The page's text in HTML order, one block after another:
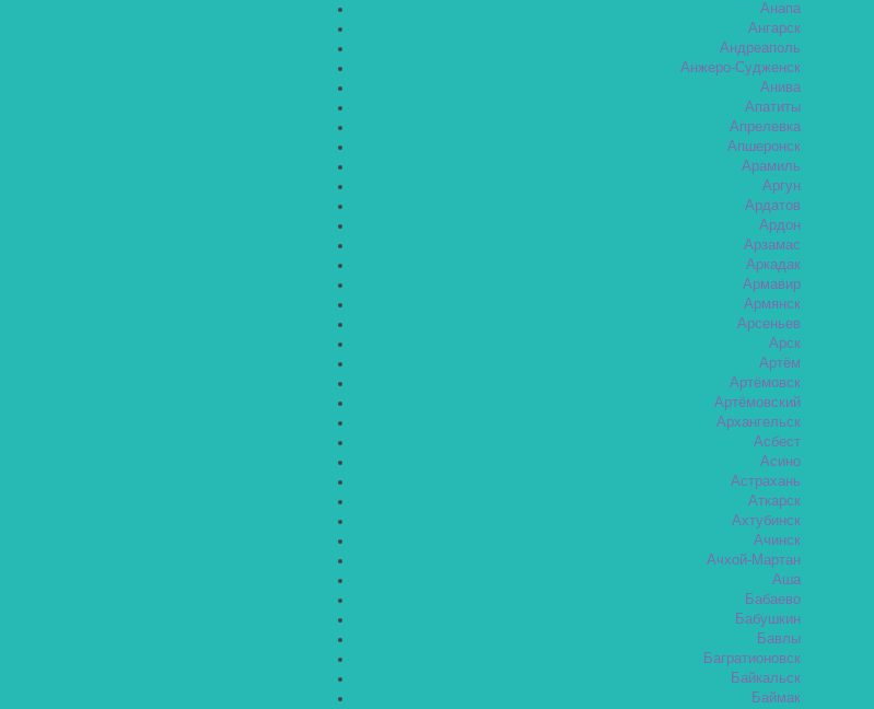
Анапа
Ангарск
Андреаполь
Анжеро-Судженск
Анива
Апатиты
Апрелевка
Апшеронск
Арамиль
Аргун
Ардатов
Ардон
Арзамас
Аркадак
Армавир
Армянск
Арсеньев
Арск
Артём
Артёмовск
Артёмовский
Архангельск
Асбест
Асино
Астрахань
Аткарск
Ахтубинск
Ачинск
Ачхой-Мартан
Аша
Бабаево
Бабушкин
Бавлы
Багратионовск
Байкальск
Баймак